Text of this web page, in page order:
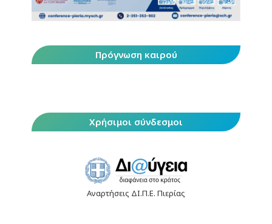
Πρόγνωση καιρού
Χρήσιμοι σύνδεσμοι
Αναρτήσεις ΔΙ.Π.Ε. Πιερίας